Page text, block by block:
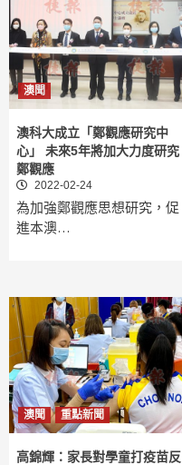
澳聞
澳科大成立「鄭觀應研究中
心」 未來5年將加大力度研究
鄭觀應
2022-02-24
為加強鄭觀應思想研究，促
進本澳…
澳聞 重點新聞
高錦輝：家長對學童打疫苗反